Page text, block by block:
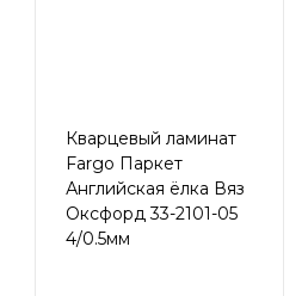
Кварцевый ламинат
Fargo Паркет
Английская ёлка Вяз
Оксфорд 33-2101-05
4/0.5мм